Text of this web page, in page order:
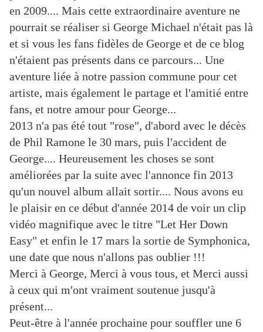
en 2009.... Mais cette extraordinaire aventure ne
pourrait se réaliser si George Michael n'était pas là
et si vous les fans fidèles de George et de ce blog
n'étaient pas présents dans ce parcours... Une
aventure liée à notre passion commune pour cet
artiste, mais également le partage et l'amitié entre
fans, et notre amour pour George...
2013 n'a pas été tout "rose", d'abord avec le décès
de Phil Ramone le 30 mars, puis l'accident de
George.... Heureusement les choses se sont
améliorées par la suite avec l'annonce fin 2013
qu'un nouvel album allait sortir.... Nous avons eu
le plaisir en ce début d'année 2014 de voir un clip
vidéo magnifique avec le titre "Let Her Down
Easy" et enfin le 17 mars la sortie de Symphonica,
une date que nous n'allons pas oublier !!!
Merci à George, Merci à vous tous, et Merci aussi
à ceux qui m'ont vraiment soutenue jusqu'à
présent...
Peut-être à l'année prochaine pour souffler une 6